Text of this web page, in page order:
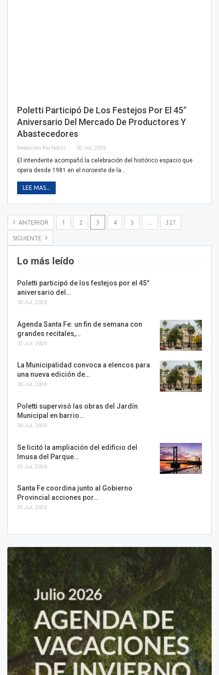
Poletti Participó De Los Festejos Por El 45°
Aniversario Del Mercado De Productores Y
Abastecedores
Redaccion Rio Noticias OK 30 Jul, 2026
El intendente acompañó la celebración del histórico espacio que
opera desde 1981 en el noroeste de la…
LEE MAS...
ANTERIOR 1 2 3 4 5 … 327
SIGUIENTE
Lo más leído
Poletti participó de los festejos por el 45°
aniversario del…
30 Jul, 2026
Agenda Santa Fe: un fin de semana con
grandes recitales,…
31 Jul, 2026
La Municipalidad convoca a elencos para
una nueva edición de…
30 Jul, 2026
Poletti supervisó las obras del Jardín
Municipal en barrio…
30 Jul, 2026
Se licitó la ampliación del edificio del
Imusa del Parque…
31 Jul, 2026
Santa Fe coordina junto al Gobierno
Provincial acciones por…
31 Jul, 2026